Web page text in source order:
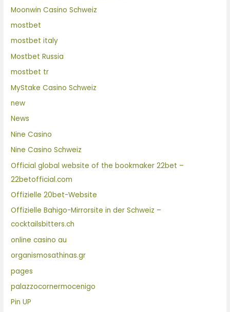
Moonwin Casino Schweiz
mostbet
mostbet italy
Mostbet Russia
mostbet tr
MyStake Casino Schweiz
new
News
Nine Casino
Nine Casino Schweiz
Official global website of the bookmaker 22bet –
22betofficial.com
Offizielle 20bet-Website
Offizielle Bahigo-Mirrorsite in der Schweiz –
cocktailsbitters.ch
online casino au
organismosathinas.gr
pages
palazzocornermocenigo
Pin UP